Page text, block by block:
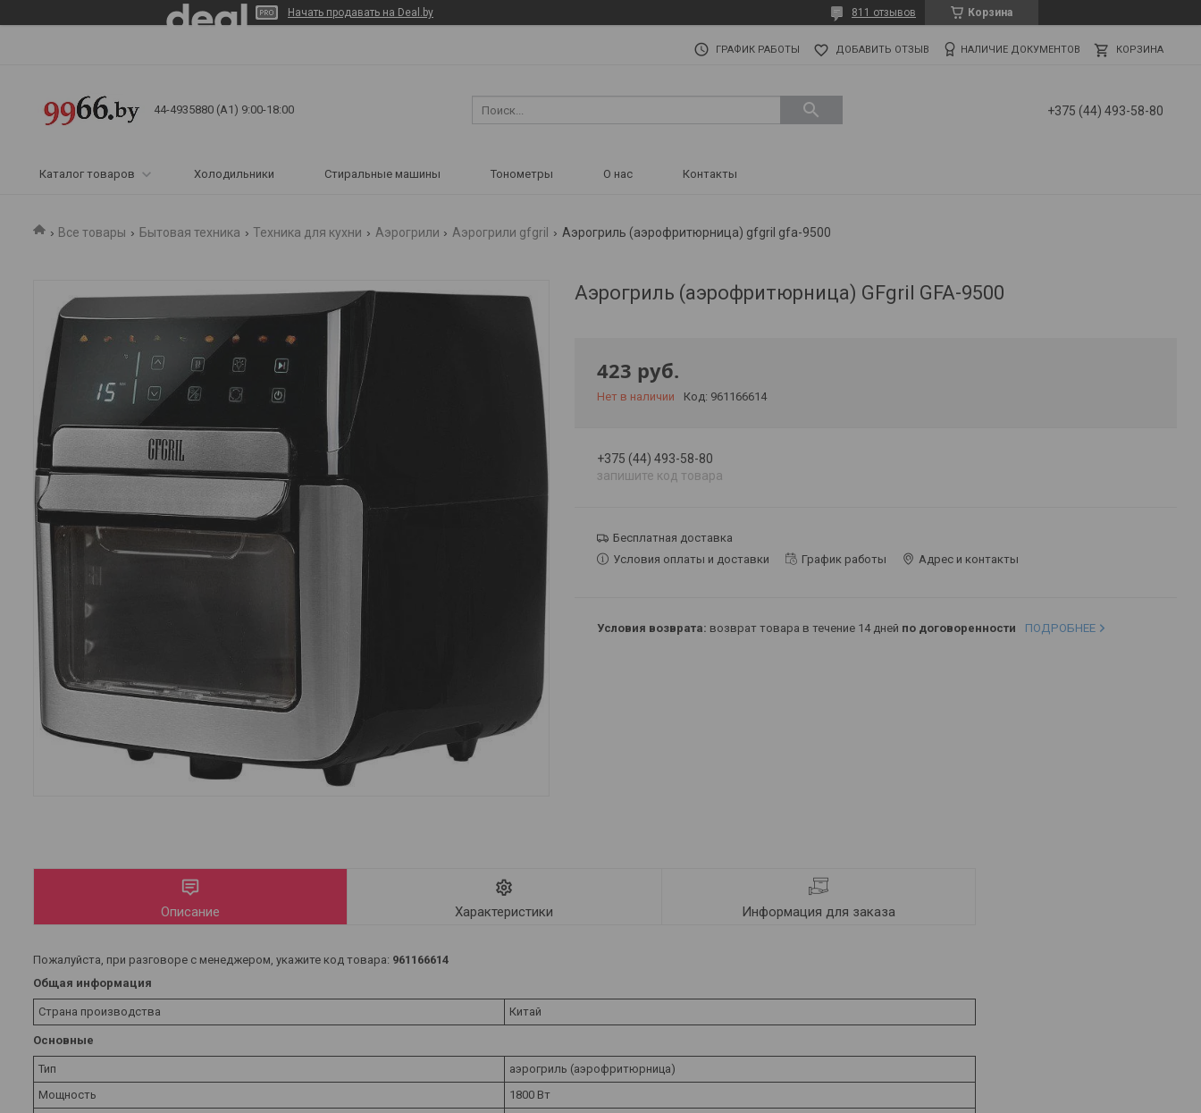
Начать продавать на Deal.by Корзина
811 отзывов
ГРАФИК РАБОТЫ ДОБАВИТЬ ОТЗЫВ НАЛИЧИЕ ДОКУМЕНТОВ КОРЗИНА
44-4935880 (A1) 9:00-18:00 +375 (44) 493-58-80
Каталог товаров Холодильники Стиральные машины Тонометры О нас Контакты
Все товары Бытовая техника Техника для кухни Аэрогрили Аэрогрили gfgril Аэрогриль (аэрофритюрница) gfgril gfa-9500
Аэрогриль (аэрофритюрница) GFgril GFA-9500
423 руб.
Нет в наличии Код: 961166614
+375 (44) 493-58-80
запишите код товара
Бесплатная доставка
Условия оплаты и доставки
График работы Адрес и контакты
возврат товара в течение 14 дней по договоренности ПОДРОБНЕЕ
Описание Характеристики Информация для заказа
Пожалуйста, при разговоре с менеджером, укажите код товара: 961166614
Общая информация
Страна производства Китай
Основные
Тип
аэрогриль (аэрофритюрница)
Мощность
1800 Вт